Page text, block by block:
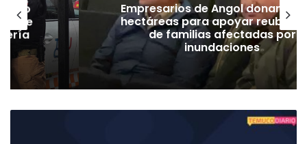
de
Empresarios de Angol donan
hectáreas para apoyar
de familias afectadas por
inundaciones